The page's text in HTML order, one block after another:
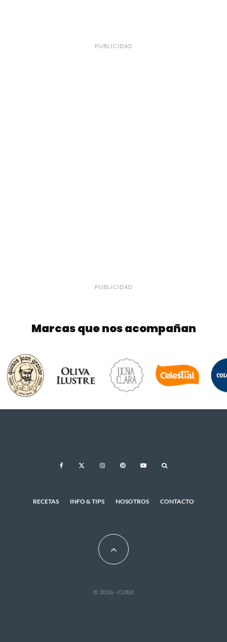
PUBLICIDAD
PUBLICIDAD
Marcas que nos acompañan
RECETAS INFO & TIPS NOSOTROS CONTACTO
© 2026 - CUKit